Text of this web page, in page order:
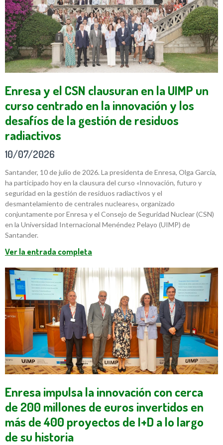
Enresa y el CSN clausuran en la UIMP un
curso centrado en la innovación y los
desafíos de la gestión de residuos
radiactivos
10/07/2026
Santander, 10 de julio de 2026. La presidenta de Enresa, Olga García,
ha participado hoy en la clausura del curso «Innovación, futuro y
seguridad en la gestión de residuos radiactivos y el
desmantelamiento de centrales nucleares», organizado
conjuntamente por Enresa y el Consejo de Seguridad Nuclear (CSN)
en la Universidad Internacional Menéndez Pelayo (UIMP) de
Santander.
Ver la entrada completa
Enresa impulsa la innovación con cerca
de 200 millones de euros invertidos en
más de 400 proyectos de I+D a lo largo
de su historia